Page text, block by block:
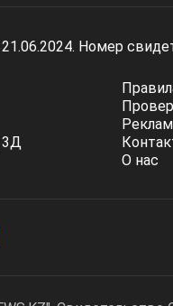
Номер
3Д
О нас